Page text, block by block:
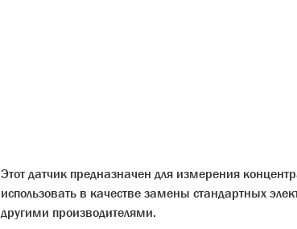
Этот датчик предназначен для измерения
использовать в качестве замены стандартных
другими производителями.